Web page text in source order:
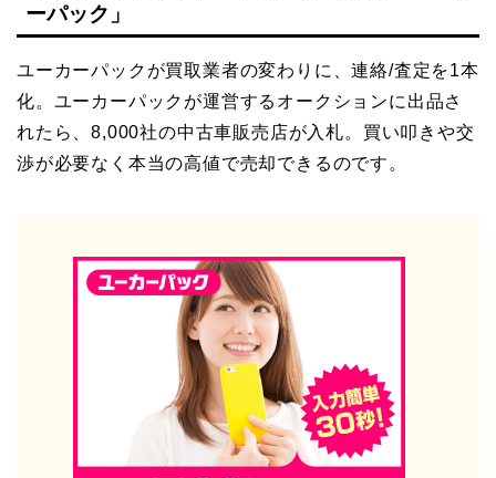
ーパック」
ユーカーパックが買取業者の変わりに、連絡/査定を1本
化。ユーカーパックが運営するオークションに出品さ
れたら、8,000社の中古車販売店が入札。買い叩きや交
渉が必要なく本当の高値で売却できるのです。